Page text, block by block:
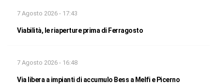
7 Agosto 2026 - 17:43
Viabilità, le riaperture prima di Ferragosto
7 Agosto 2026 - 16:48
Via libera a impianti di accumulo Bess a Melfi e Picerno